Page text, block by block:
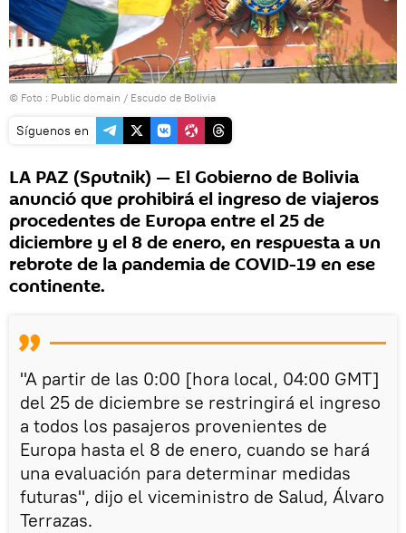
© Foto : Public domain / Escudo de Bolivia
Síguenos en
LA PAZ (Sputnik) — El Gobierno de Bolivia
anunció que prohibirá el ingreso de viajeros
procedentes de Europa entre el 25 de
diciembre y el 8 de enero, en respuesta a un
rebrote de la pandemia de COVID-19 en ese
continente.
"A partir de las 0:00 [hora local, 04:00 GMT]
del 25 de diciembre se restringirá el ingreso
a todos los pasajeros provenientes de
Europa hasta el 8 de enero, cuando se hará
una evaluación para determinar medidas
futuras", dijo el viceministro de Salud, Álvaro
Terrazas.